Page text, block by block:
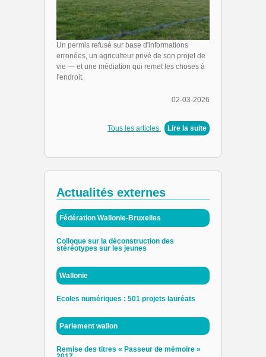
Un permis refusé sur base d'informations
erronées, un agriculteur privé de son projet de
vie — et une médiation qui remet les choses à
l'endroit.
02-03-2026
Tous les articles Lire la suite
Actualités externes
Fédération Wallonie-Bruxelles
Colloque sur la déconstruction des
stéréotypes sur les jeunes
Wallonie
Ecoles numériques : 501 projets lauréats
Parlement wallon
Remise des titres « Passeur de mémoire »